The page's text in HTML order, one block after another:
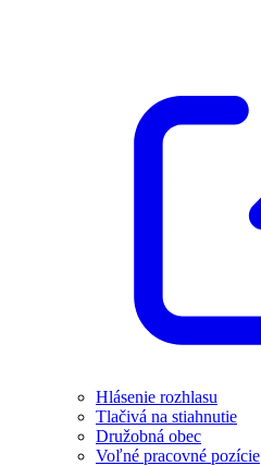
Hlásenie rozhlasu
Tlačivá na stiahnutie
Družobná obec
Voľné pracovné pozície